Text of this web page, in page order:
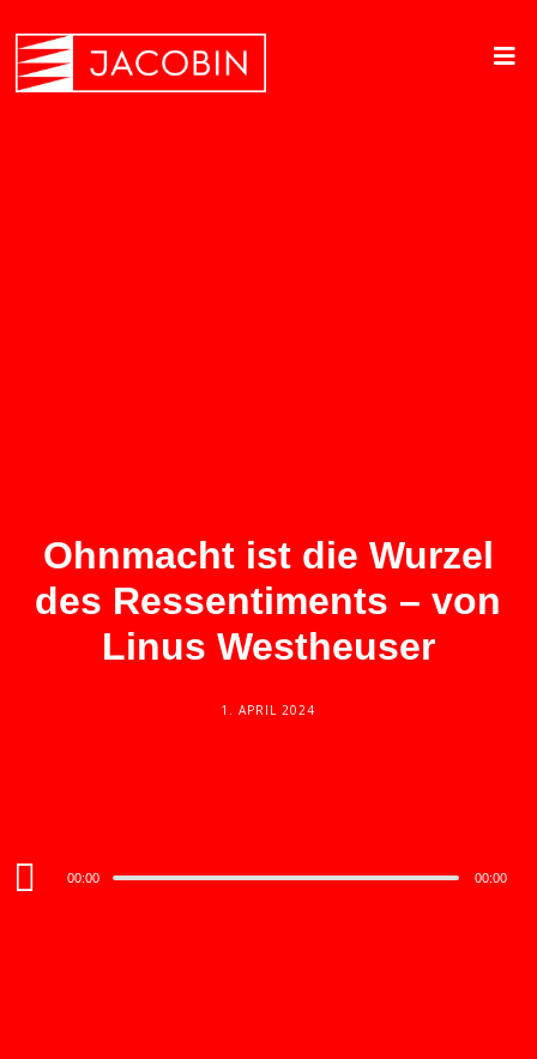
Ohnmacht ist die Wurzel
des Ressentiments – von
Linus Westheuser
1. APRIL 2024
Audio
00:00 00:00